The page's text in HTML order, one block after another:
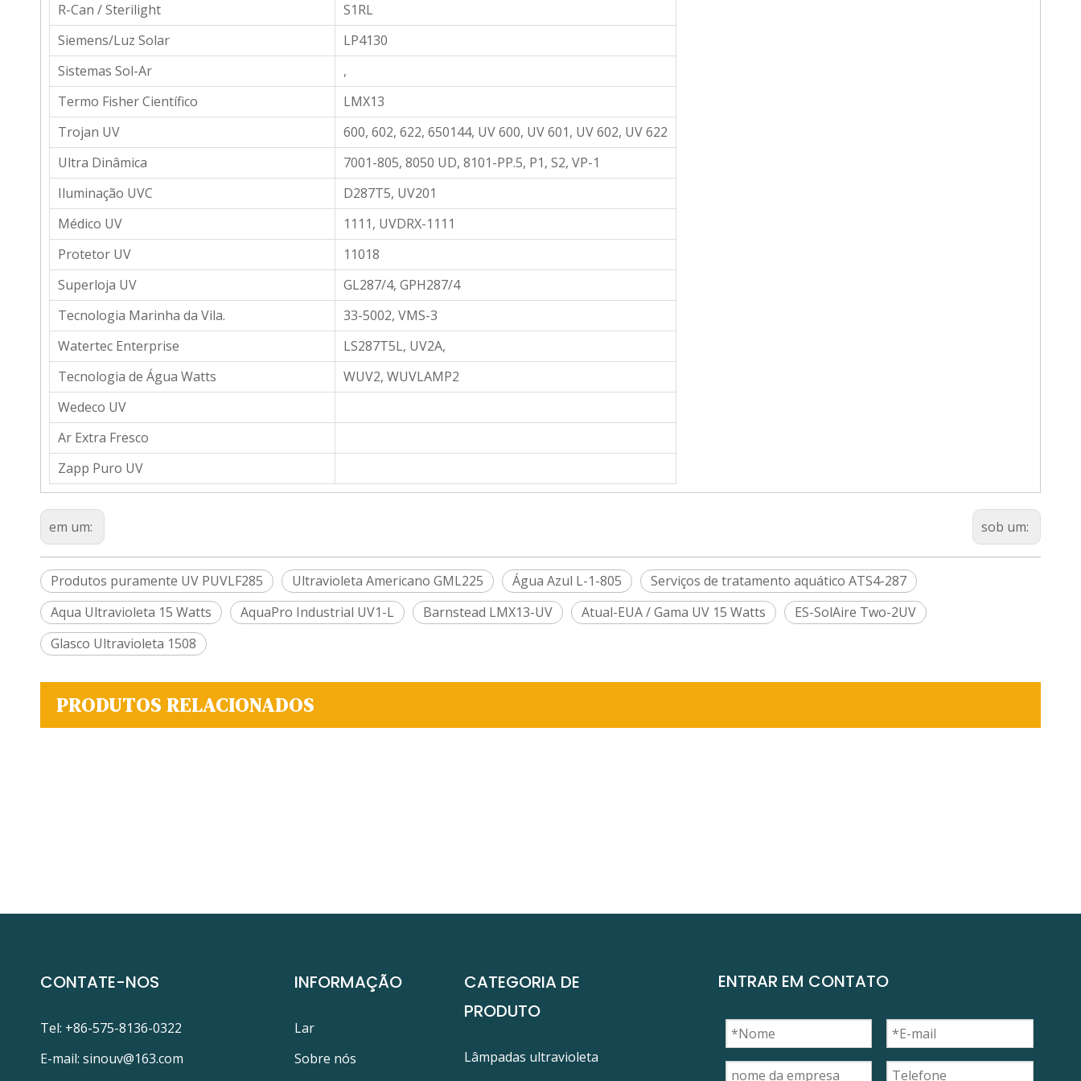
R-Can / Sterilight
S1RL
Siemens/Luz Solar
LP4130
Sistemas Sol-Ar
,
Termo Fisher Científico
LMX13
Trojan UV
600, 602, 622, 650144, UV 600, UV 601, UV 602, UV 622
Ultra Dinâmica
7001-805, 8050 UD, 8101-PP.5, P1, S2, VP-1
Iluminação UVC
D287T5, UV201
Médico UV
1111, UVDRX-1111
Protetor UV
11018
Superloja UV
GL287/4, GPH287/4
Tecnologia Marinha da Vila.
33-5002, VMS-3
Watertec Enterprise
LS287T5L, UV2A,
Tecnologia de Água Watts
WUV2, WUVLAMP2
Wedeco UV
Ar Extra Fresco
Zapp Puro UV
em um: sob um:
Produtos puramente UV PUVLF285 Ultravioleta Americano GML225 Água Azul L-1-805
Serviços de tratamento aquático ATS4-287
Aqua Ultravioleta 15 Watts
AquaPro Industrial UV1-L Barnstead LMX13-UV Atual-EUA / Gama UV 15 Watts
ES-SolAire Two-2UV
Glasco Ultravioleta 1508
PRODUTOS RELACIONADOS
CONTATE-NOS
Tel: +86-575-8136-0322
E-mail: sinouv@163.com
INFORMAÇÃO
Lar
Sobre nós
CATEGORIA DE
PRODUTO
Lâmpadas ultravioleta
ENTRAR EM CONTATO